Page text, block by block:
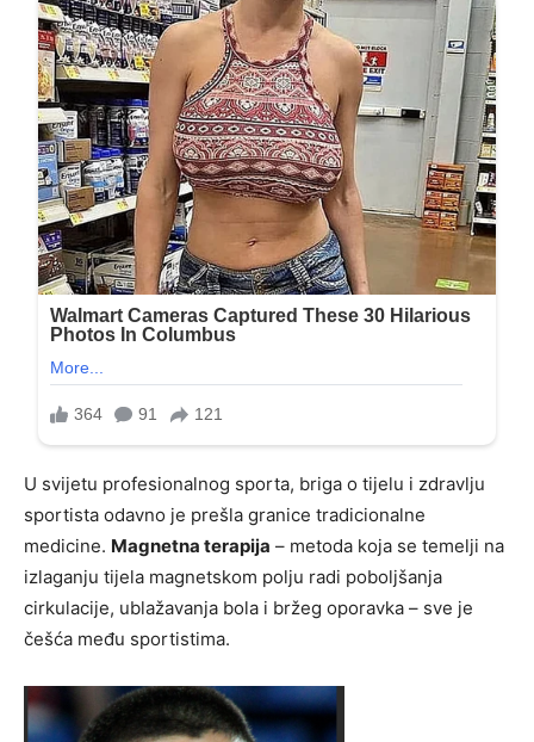
U svijetu profesionalnog sporta, briga o tijelu i zdravlju
sportista odavno je prešla granice tradicionalne
medicine. Magnetna terapija – metoda koja se temelji na
izlaganju tijela magnetskom polju radi poboljšanja
cirkulacije, ublažavanja bola i bržeg oporavka – sve je
češća među sportistima.